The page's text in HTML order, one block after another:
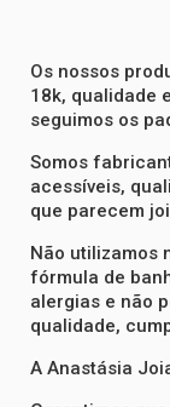
Os nossos
18k, qualidade
seguimos os
Somos
acessíveis,
que parecem
Não utilizamos
fórmula de
alergias e não
qualidade,
A Anastásia